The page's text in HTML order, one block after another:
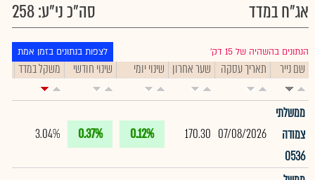
אג"ח במדד סה"כ ני"ע: 258
הנתונים בהשהיה של 15 דק׳ לצפות בנתונים בזמן אמת
שם נייר תאריך עסקה שער אחרון שינוי יומי שינוי חודשי משקל במדד
ממשלתי
צמודה
0536
07/08/2026
170.30
0.12%
0.37%
3.04%